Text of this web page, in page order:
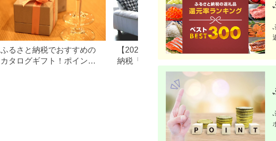
ふるさと納税でおすすめの
カタログギフト！ポイント
【2026年最新版】ふるさと
納税「食べ物以外」返礼品
の還元率ランキング！
フリマア
税返礼品の
め？それと